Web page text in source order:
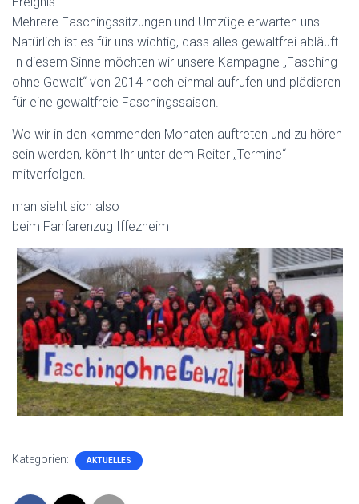
Mehrere Faschingssitzungen und Umzüge erwarten uns.
Natürlich ist es für uns wichtig, dass alles gewaltfrei abläuft.
In diesem Sinne möchten wir unsere Kampagne „Fasching
ohne Gewalt“ von 2014 noch einmal aufrufen und plädieren
für eine gewaltfreie Faschingssaison.
Wo wir in den kommenden Monaten auftreten und zu hören
sein werden, könnt Ihr unter dem Reiter „Termine“
mitverfolgen.
man sieht sich also
beim Fanfarenzug Iffezheim
Kategorien: AKTUELLES